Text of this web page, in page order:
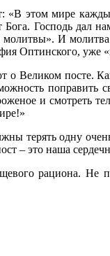
этом мире
Бога. Господь
молитвы». И
Оптинского, уже
Великом посте.
и
терять одну
– это наша
рациона. Не